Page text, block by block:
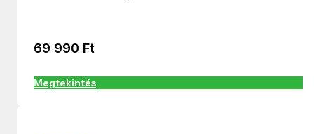
69 990 Ft
Megtekintés